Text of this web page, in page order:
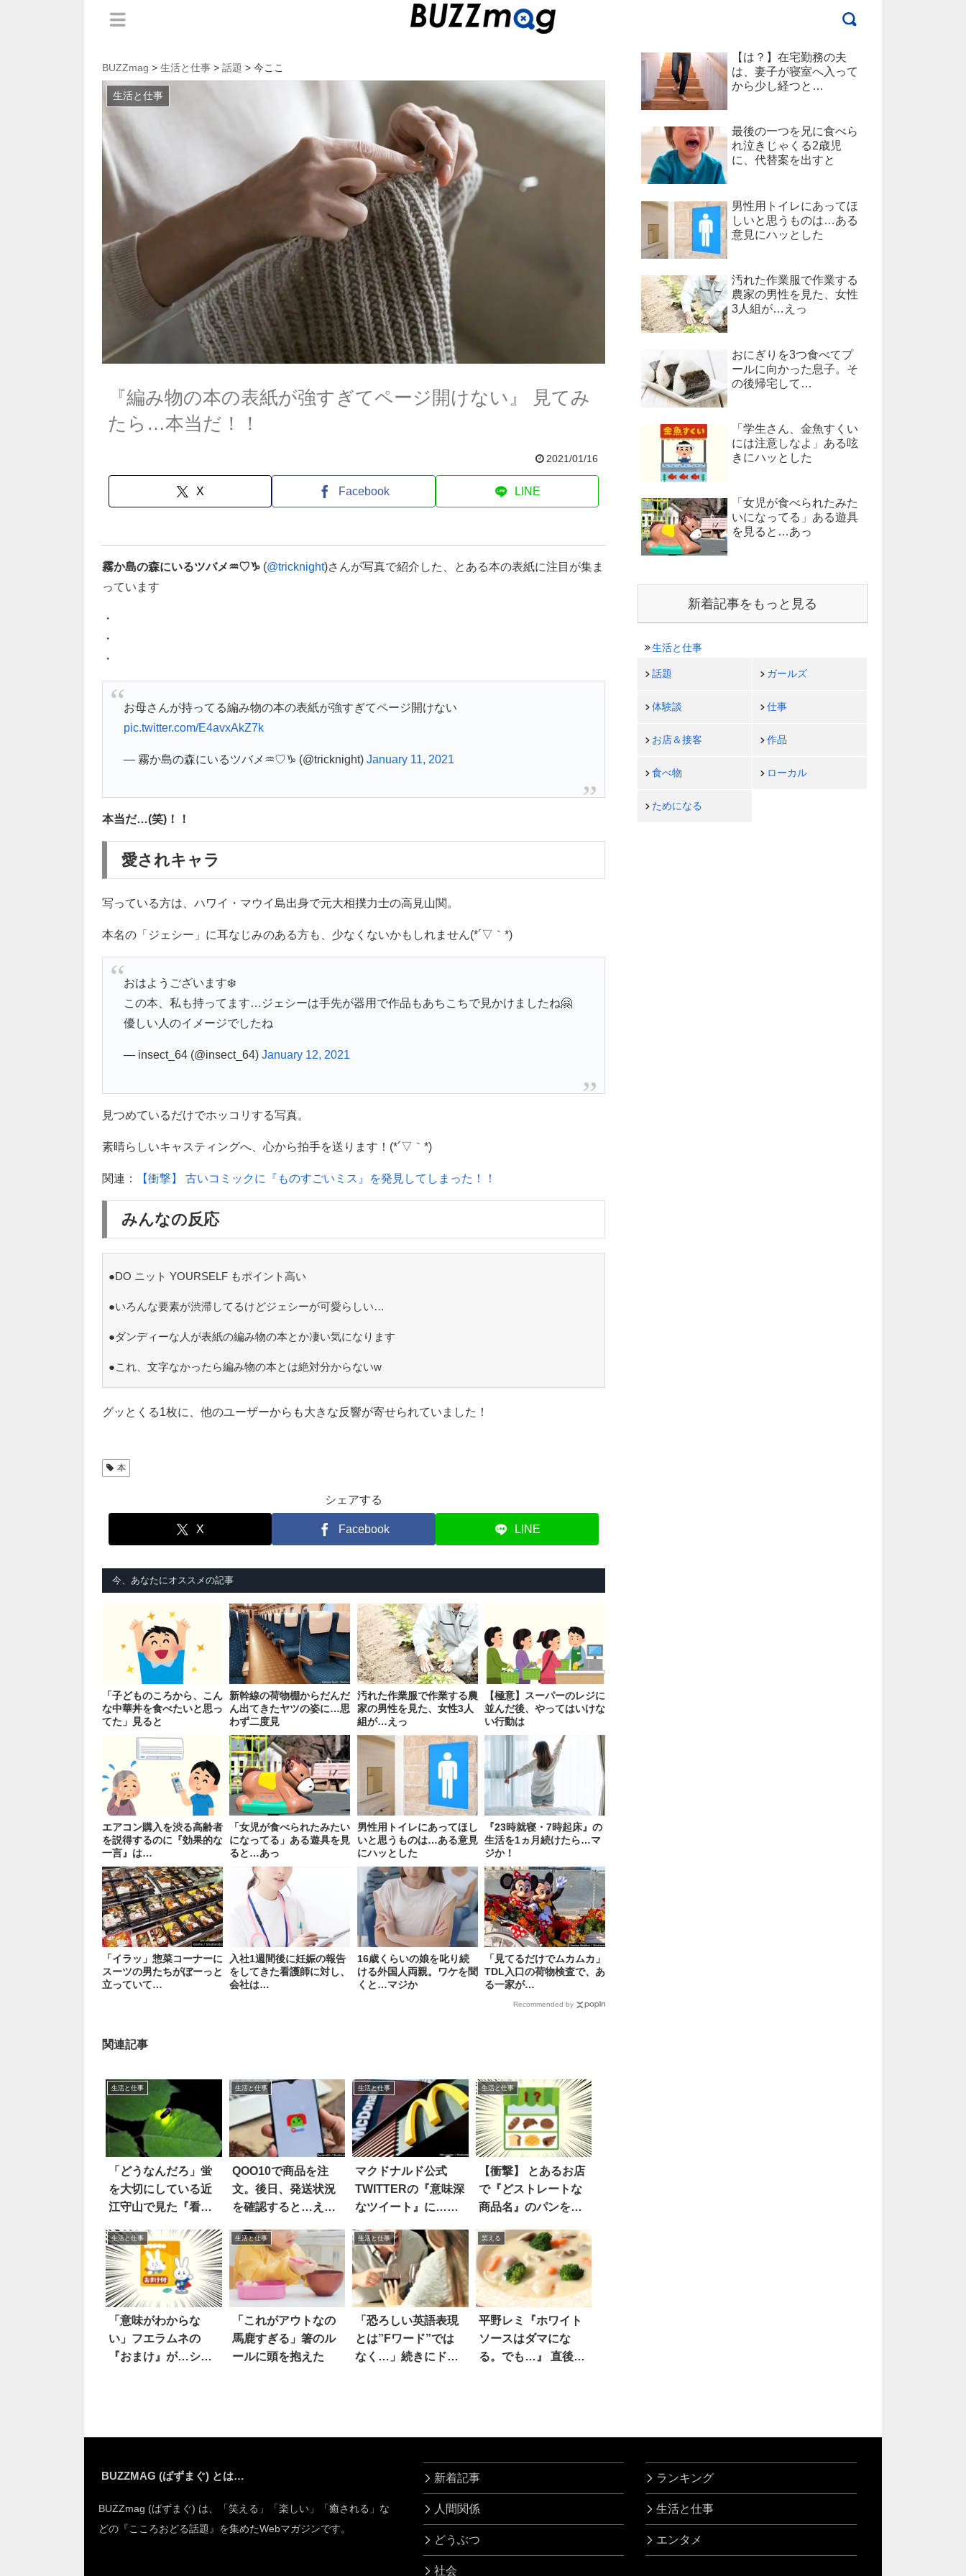
BUZZmag > 生活と仕事 > 話題 > 今ここ
生活と仕事
『編み物の本の表紙が強すぎてページ開けない』 見てみ
たら…本当だ！！
2021/01/16
X Facebook LINE
霧か島の森にいるツバメ♒️♡♑️ (@tricknight)さんが写真で紹介した、とある本の表紙に注目が集ま
っています
・
・
・
お母さんが持ってる編み物の本の表紙が強すぎてページ開けない
pic.twitter.com/E4avxAkZ7k
— 霧か島の森にいるツバメ♒️♡♑️ (@tricknight) January 11, 2021
本当だ…(笑)！！
愛されキャラ
写っている方は、ハワイ・マウイ島出身で元大相撲力士の高見山関。
本名の「ジェシー」に耳なじみのある方も、少なくないかもしれません(*´▽｀*)
おはようございます❄️
この本、私も持ってます…ジェシーは手先が器用で作品もあちこちで見かけましたね🤗
優しい人のイメージでしたね
— insect_64 (@insect_64) January 12, 2021
見つめているだけでホッコリする写真。
素晴らしいキャスティングへ、心から拍手を送ります！(*´▽｀*)
関連： 【衝撃】 古いコミックに『ものすごいミス』を発見してしまった！！
みんなの反応
●DO ニット YOURSELF もポイント高い
●いろんな要素が渋滞してるけどジェシーが可愛らしい…
●ダンディーな人が表紙の編み物の本とか凄い気になります
●これ、文字なかったら編み物の本とは絶対分からないw
グッとくる1枚に、他のユーザーからも大きな反響が寄せられていました！
本
シェアする
X Facebook LINE
今、あなたにオススメの記事
「子どものころから、こん
な中華丼を食べたいと思っ
てた」見ると
新幹線の荷物棚からだんだ
ん出てきたヤツの姿に…思
わず二度見
汚れた作業服で作業する農
家の男性を見た、女性3人
組が…えっ
【極意】スーパーのレジに
並んだ後、やってはいけな
い行動は
エアコン購入を渋る高齢者
を説得するのに『効果的な
一言』は…
「女児が食べられたみたい
になってる」ある遊具を見
ると…あっ
男性用トイレにあってほし
いと思うものは…ある意見
にハッとした
『23時就寝・7時起床』の
生活を1ヵ月続けたら…マ
ジか！
「イラッ」惣菜コーナーに
スーツの男たちがぼーっと
立っていて…
入社1週間後に妊娠の報告
をしてきた看護師に対し、
会社は…
16歳くらいの娘を叱り続
ける外国人両親。ワケを聞
くと…マジか
「見てるだけでムカムカ」
TDL入口の荷物検査で、あ
る一家が…
Recommended by
関連記事
生活と仕事
「どうなんだろ」蛍
を大切にしている近
江守山で見た『看
生活と仕事
QOO10で商品を注
文。後日、発送状況
を確認すると…え
生活と仕事
マクドナルド公式
TWITTERの『意味深
なツイート』に…ユ
生活と仕事
【衝撃】 とあるお店
で『どストレートな
商品名』のパンを発
生活と仕事
「意味がわからな
い」フエラムネの
『おまけ』が…シュ
生活と仕事
「これがアウトなの
馬鹿すぎる」箸のル
ールに頭を抱えた
生活と仕事
「恐ろしい英語表現
とは”Fワード”では
なく…」続きにドキ
笑える
平野レミ『ホワイト
ソースはダマにな
る。でも…』 直後、
【は？】在宅勤務の夫
は、妻子が寝室へ入って
から少し経つと…
最後の一つを兄に食べら
れ泣きじゃくる2歳児
に、代替案を出すと
男性用トイレにあってほ
しいと思うものは…ある
意見にハッとした
汚れた作業服で作業する
農家の男性を見た、女性
3人組が…えっ
おにぎりを3つ食べてプ
ールに向かった息子。そ
の後帰宅して…
「学生さん、金魚すくい
には注意しなよ」ある呟
きにハッとした
「女児が食べられたみた
いになってる」ある遊具
を見ると…あっ
新着記事をもっと見る
生活と仕事
話題 ガールズ
体験談 仕事
お店＆接客 作品
食べ物 ローカル
ためになる
BUZZMAG (ばずまぐ) とは…
BUZZmag (ばずまぐ) は、「笑える」「楽しい」「癒される」な
どの『こころおどる話題』を集めたWebマガジンです。
新着記事
人間関係
どうぶつ
社会
ランキング
生活と仕事
エンタメ